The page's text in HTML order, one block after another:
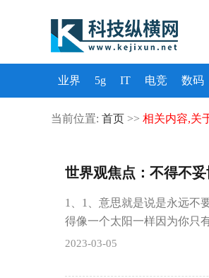
业界 5g IT 电竞 数码
当前位置: 首页 >> 相关内容,关
世界观焦点：不得不
1、1、意思就是说是永远不
得像一个太阳一样因为你只
2023-03-05